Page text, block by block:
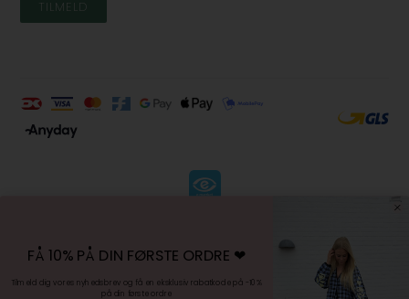
-
-
FÅ 10% PÅ DIN FØRSTE ORDRE ❤︎
Tilmeld dig vores nyhedsbrev og få en eksklusiv rabatkode på -10%
på din første ordre